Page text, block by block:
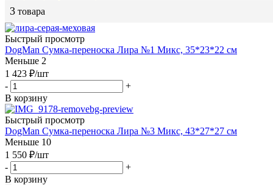
3 товара
Быстрый просмотр
DogMan Сумка-переноска Лира №1 Микс, 35*23*22 см
Меньше 2
1 423 ₽/шт
-
+
В корзину
Быстрый просмотр
DogMan Сумка-переноска Лира №3 Микс, 43*27*27 см
Меньше 10
1 550 ₽/шт
-
+
В корзину